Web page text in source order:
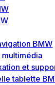
BMW
et
tablette